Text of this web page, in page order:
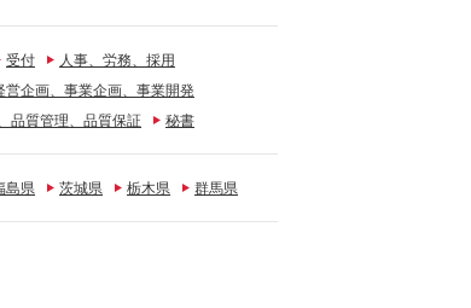
受付
人事、労務、採用
営企画、事業企画、事業開発
品質管理、品質保証 秘書
島県 茨城県 栃木県 群馬県